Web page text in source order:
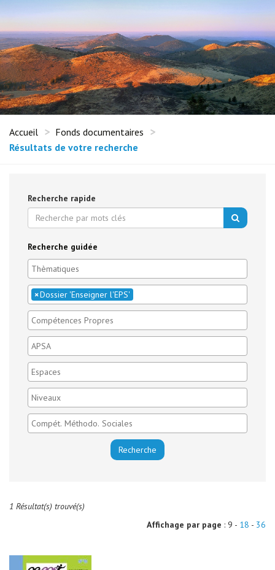
Accueil
Fonds documentaires
Résultats de votre recherche
Recherche rapide
Recherche guidée
×Dossier 'Enseigner l'EPS'
1 Résultat(s) trouvé(s)
Affichage par page : 9 - 18 - 36